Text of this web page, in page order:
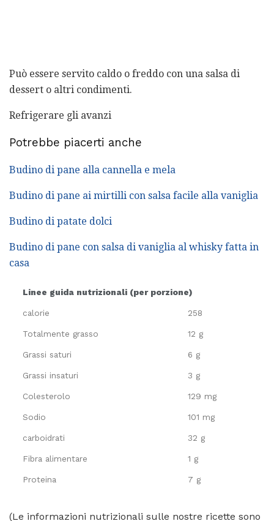
Può essere servito caldo o freddo con una salsa di
dessert o altri condimenti.
Refrigerare gli avanzi
Potrebbe piacerti anche
Budino di pane alla cannella e mela
Budino di pane ai mirtilli con salsa facile alla vaniglia
Budino di patate dolci
Budino di pane con salsa di vaniglia al whisky fatta in
casa
Linee guida nutrizionali (per porzione)
calorie 258
Totalmente grasso 12 g
Grassi saturi 6 g
Grassi insaturi 3 g
Colesterolo 129 mg
Sodio 101 mg
carboidrati 32 g
Fibra alimentare 1 g
Proteina 7 g
(Le informazioni nutrizionali sulle nostre ricette sono